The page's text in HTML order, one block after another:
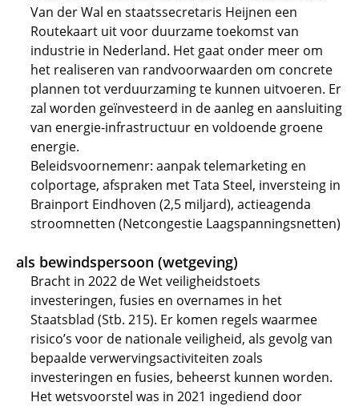
Van der Wal en staatssecretaris Heijnen een
Routekaart uit voor duurzame toekomst van
industrie in Nederland. Het gaat onder meer om
het realiseren van randvoorwaarden om concrete
plannen tot verduurzaming te kunnen uitvoeren. Er
zal worden geïnvesteerd in de aanleg en aansluiting
van energie-infrastructuur en voldoende groene
energie.
Beleidsvoornemenr: aanpak telemarketing en
colportage, afspraken met Tata Steel, inversteing in
Brainport Eindhoven (2,5 miljard), actieagenda
stroomnetten (Netcongestie Laagspanningsnetten)
als bewindspersoon (wetgeving)
Bracht in 2022 de Wet veiligheidstoets
investeringen, fusies en overnames in het
Staatsblad (Stb. 215). Er komen regels waarmee
risico’s voor de nationale veiligheid, als gevolg van
bepaalde verwervingsactiviteiten zoals
investeringen en fusies, beheerst kunnen worden.
Het wetsvoorstel was in 2021 ingediend door